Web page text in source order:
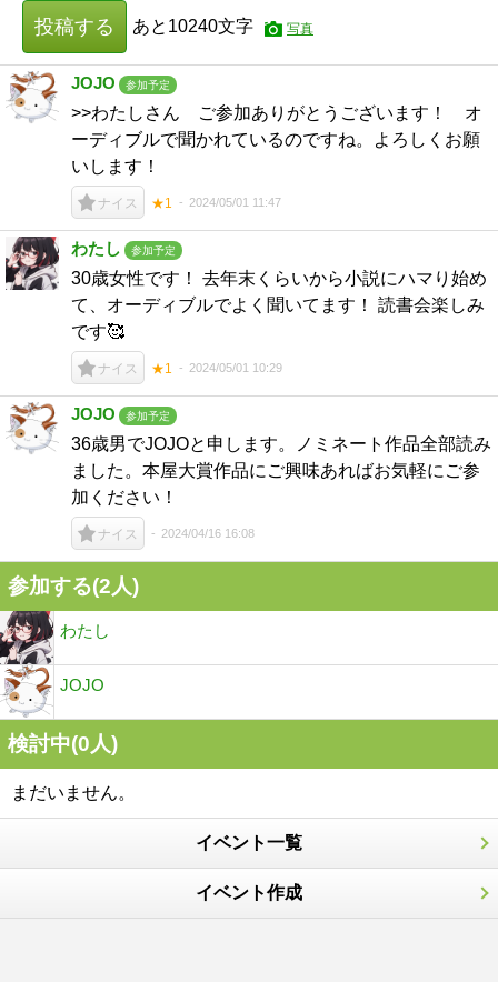
投稿する あと 10240文字 写真
JOJO 参加予定
>>わたしさん ご参加ありがとうございます！ オ
ーディブルで聞かれているのですね。よろしくお願
いします！
ナイス ★1 2024/05/01 11:47
わたし 参加予定
30歳女性です！ 去年末くらいから小説にハマり始め
て、オーディブルでよく聞いてます！ 読書会楽しみ
です🥰
ナイス ★1 2024/05/01 10:29
JOJO 参加予定
36歳男でJOJOと申します。ノミネート作品全部読み
ました。本屋大賞作品にご興味あればお気軽にご参
加ください！
ナイス 2024/04/16 16:08
参加する(2人)
わたし
JOJO
検討中(0人)
まだいません。
イベント一覧
イベント作成